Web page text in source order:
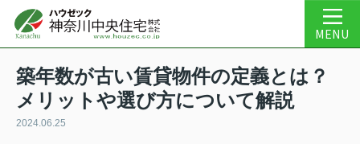
MENU
築年数が古い賃貸物件の定義とは？
メリットや選び方について解説
2024.06.25